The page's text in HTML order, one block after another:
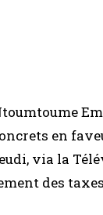
en
via la
des